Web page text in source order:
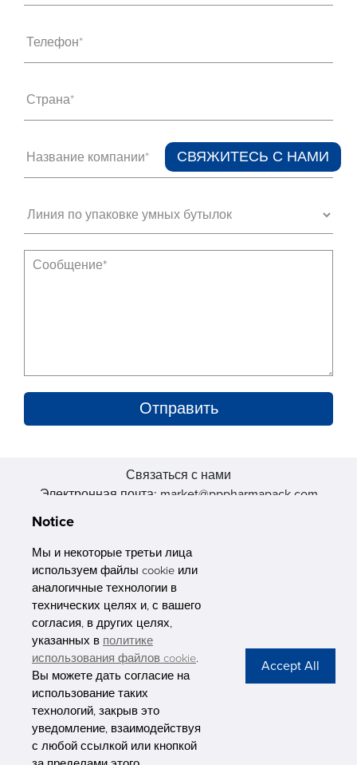
Телефон*
Страна*
Название компании*
Связаться с нами
Электронная почта: market@pppharmapack.com
511356, Гуанчжоу, провинция GU case G building, Китай
PHARMAPACK
ABOUT US
Privacy Stateme
СВЯЖИТЕСЬ С НАМИ​
Notice
Мы и некоторые третьи лица
используем файлы cookie или
аналогичные технологии в
технических целях и, с вашего
согласия, в других целях,
указанных в политике
использования файлов cookie.
Вы можете дать согласие на
использование таких
технологий, закрыв это
уведомление, взаимодействуя
с любой ссылкой или кнопкой